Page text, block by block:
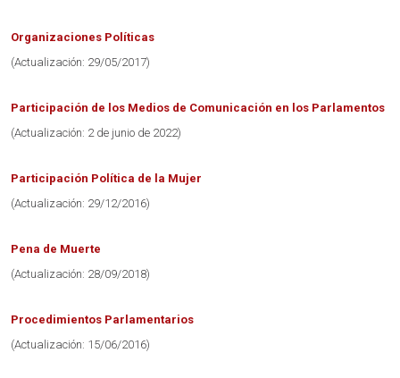
Organizaciones Políticas
(Actualización: 29/05/2017)
Participación de los Medios de Comunicación en los Parlamentos
(Actualización: 2 de junio de 2022)
Participación Política de la Mujer
(Actualización: 29/12/2016)
Pena de Muerte
(Actualización: 28/09/2018)
Procedimientos Parlamentarios
(Actualización: 15/06/2016)